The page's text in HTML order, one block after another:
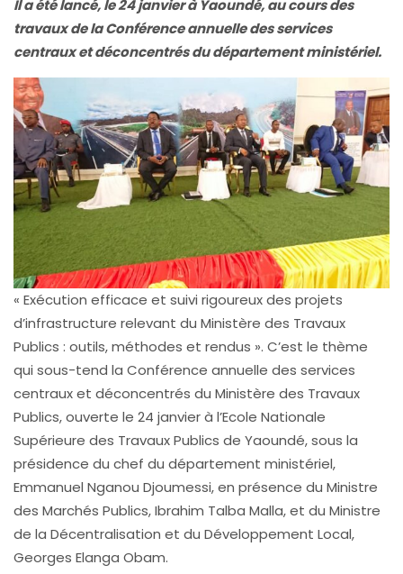
Il a été lancé, le 24 janvier à Yaoundé, au cours des
travaux de la Conférence annuelle des services
centraux et déconcentrés du département ministériel.
« Exécution efficace et suivi rigoureux des projets
d’infrastructure relevant du Ministère des Travaux
Publics : outils, méthodes et rendus ». C’est le thème
qui sous-tend la Conférence annuelle des services
centraux et déconcentrés du Ministère des Travaux
Publics, ouverte le 24 janvier à l’Ecole Nationale
Supérieure des Travaux Publics de Yaoundé, sous la
présidence du chef du département ministériel,
Emmanuel Nganou Djoumessi, en présence du Ministre
des Marchés Publics, Ibrahim Talba Malla, et du Ministre
de la Décentralisation et du Développement Local,
Georges Elanga Obam.